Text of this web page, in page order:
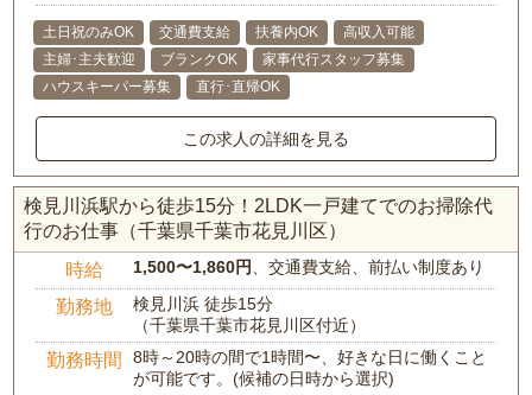
土日祝のみOK 交通費支給 扶養内OK
高収入可能
主婦･主夫歓迎
ブランクOK
家事代行スタッフ募集
ハウスキーパー募集
直行･直帰OK
この求人の詳細を見る
検見川浜駅から徒歩15分！2LDK一戸建てでのお掃除代
行のお仕事（千葉県千葉市花見川区）
時給 1,500〜1,860円 、交通費支給、前払い制度あり
勤務地
検見川浜 徒歩15分
（千葉県千葉市花見川区付近）
勤務時間
8時～20時の間で1時間〜、好きな日に働くこと
が可能です。(候補の日時から選択)